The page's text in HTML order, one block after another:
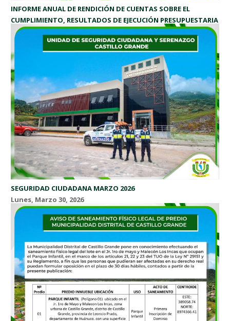
INFORME ANUAL DE RENDICIÓN DE CUENTAS SOBRE EL
CUMPLIMIENTO, RESULTADOS DE EJECUCIÓN PRESUPUESTARIA
E INDICADORES DE DESEMPEÑO EN MATERIA DE DISCAPACIDAD
Miércoles, Junio 3, 2026
INFORME ANUAL DE RENDICIÓN DE CUENTAS SOBRE EL
CUMPLIMIENTO, RESULTADOS DE...
SEGURIDAD CIUDADANA MARZO 2026
Lunes, Marzo 30, 2026
PLAN DE ACCION DE SEGURIDAD CIUDADADA -PASDSC 2026: ...